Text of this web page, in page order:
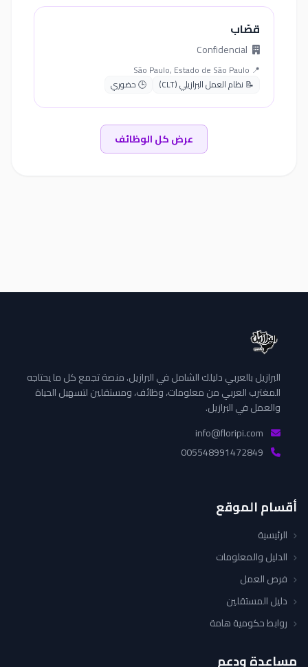
قصّاب
📍 São Paulo, Estado de São Paulo
📝 نظام العمل البرازيلي (CLT)
🕒 حضوري
عرض كل الوظائف
البرازيل بالعربي دليلك الشامل في البرازيل. منصة تجمع كل ما يحتاجه
المغترب العربي من معلومات، وظائف، ومستقلين لتسهيل الحياة
والعمل في البرازيل.
أقسام الموقع
الرئيسية
الدليل والمعلومات
فرص العمل
دليل المستقلين
روابط حكومية هامة
مساعدة ودعم